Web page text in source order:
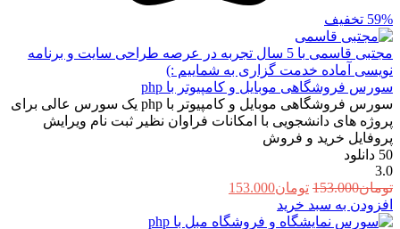
59% تخفیف
مجتبی قاسمی
با 5 سال تجربه در عرصه طراحی سایت و برنامه
نویسی آماده خدمت گزاری به شماییم :)
سورس فروشگاهی موبایل و کامپیوتر با php
سورس فروشگاهی موبایل و کامپیوتر با php یک سورس عالی برای
پروژه های دانشجویی با امکانات فراوان نظیر ثبت نام ویرایش
پروفایل خرید و فروش
50 دانلود
3.0
تومان153.000 قیمت
اصلی:
تومان153.000
تومان153.000
تومان153.000.
افزودن به سبد خرید